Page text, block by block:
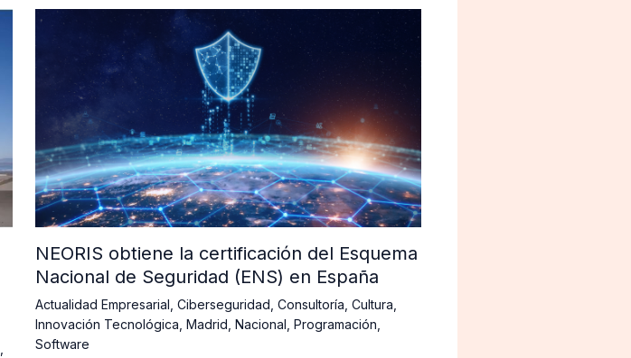
NEORIS obtiene la certificación del Esquema
Nacional de Seguridad (ENS) en España
Actualidad Empresarial Ciberseguridad Consultoría Cultura
Innovación Tecnológica Madrid Nacional Programación
Software